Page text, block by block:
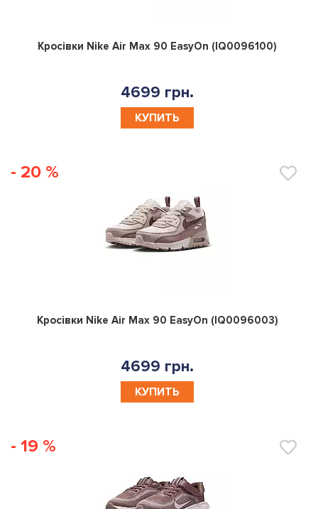
0
Кросівки Nike Air Max 90 EasyOn (IQ0096100)
4699 грн.
КУПИТЬ
- 20 %
0
Кросівки Nike Air Max 90 EasyOn (IQ0096003)
4699 грн.
КУПИТЬ
- 19 %